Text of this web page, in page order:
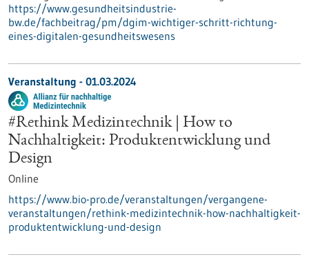
https://www.gesundheitsindustrie-
bw.de/fachbeitrag/pm/dgim-wichtiger-schritt-richtung-
eines-digitalen-gesundheitswesens
Veranstaltung - 01.03.2024
#Rethink Medizintechnik | How to
Nachhaltigkeit: Produktentwicklung und
Design
Online
https://www.bio-pro.de/veranstaltungen/vergangene-
veranstaltungen/rethink-medizintechnik-how-nachhaltigkeit-
produktentwicklung-und-design